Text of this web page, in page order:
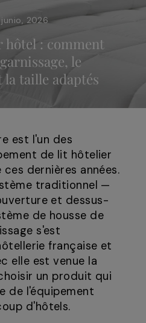
2026
hôtel : comment
le
la taille adaptés
est l'un des
de lit hôtelier
dernières années.
traditionnel —
et dessus-
de housse de
s'est
française et
elle est venue la
un produit qui
de l'équipement
d'hôtels.